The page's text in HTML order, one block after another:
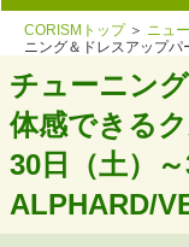
CORISMトップ＞ ニュ
ニング＆ドレスアップパ
チューニン
体感できる
30日（土）
ALPHARD/